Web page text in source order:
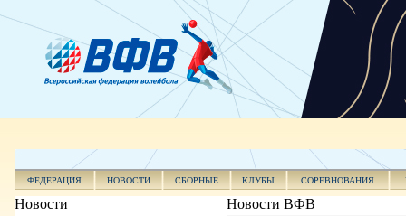
ФЕДЕРАЦИЯ НОВОСТИ СБОРНЫЕ КЛУБЫ СОРЕВНОВАНИЯ
Новости Новости ВФВ